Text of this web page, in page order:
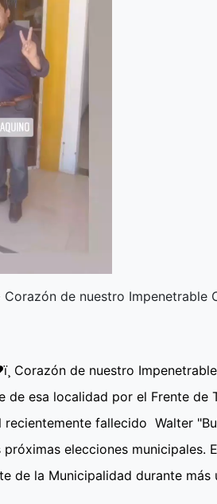
de nuestro Impenetrable
Corazón de nuestro
de esa localidad por el Frente de
fallecido Walter
elecciones municipales.
de la Municipalidad durante más